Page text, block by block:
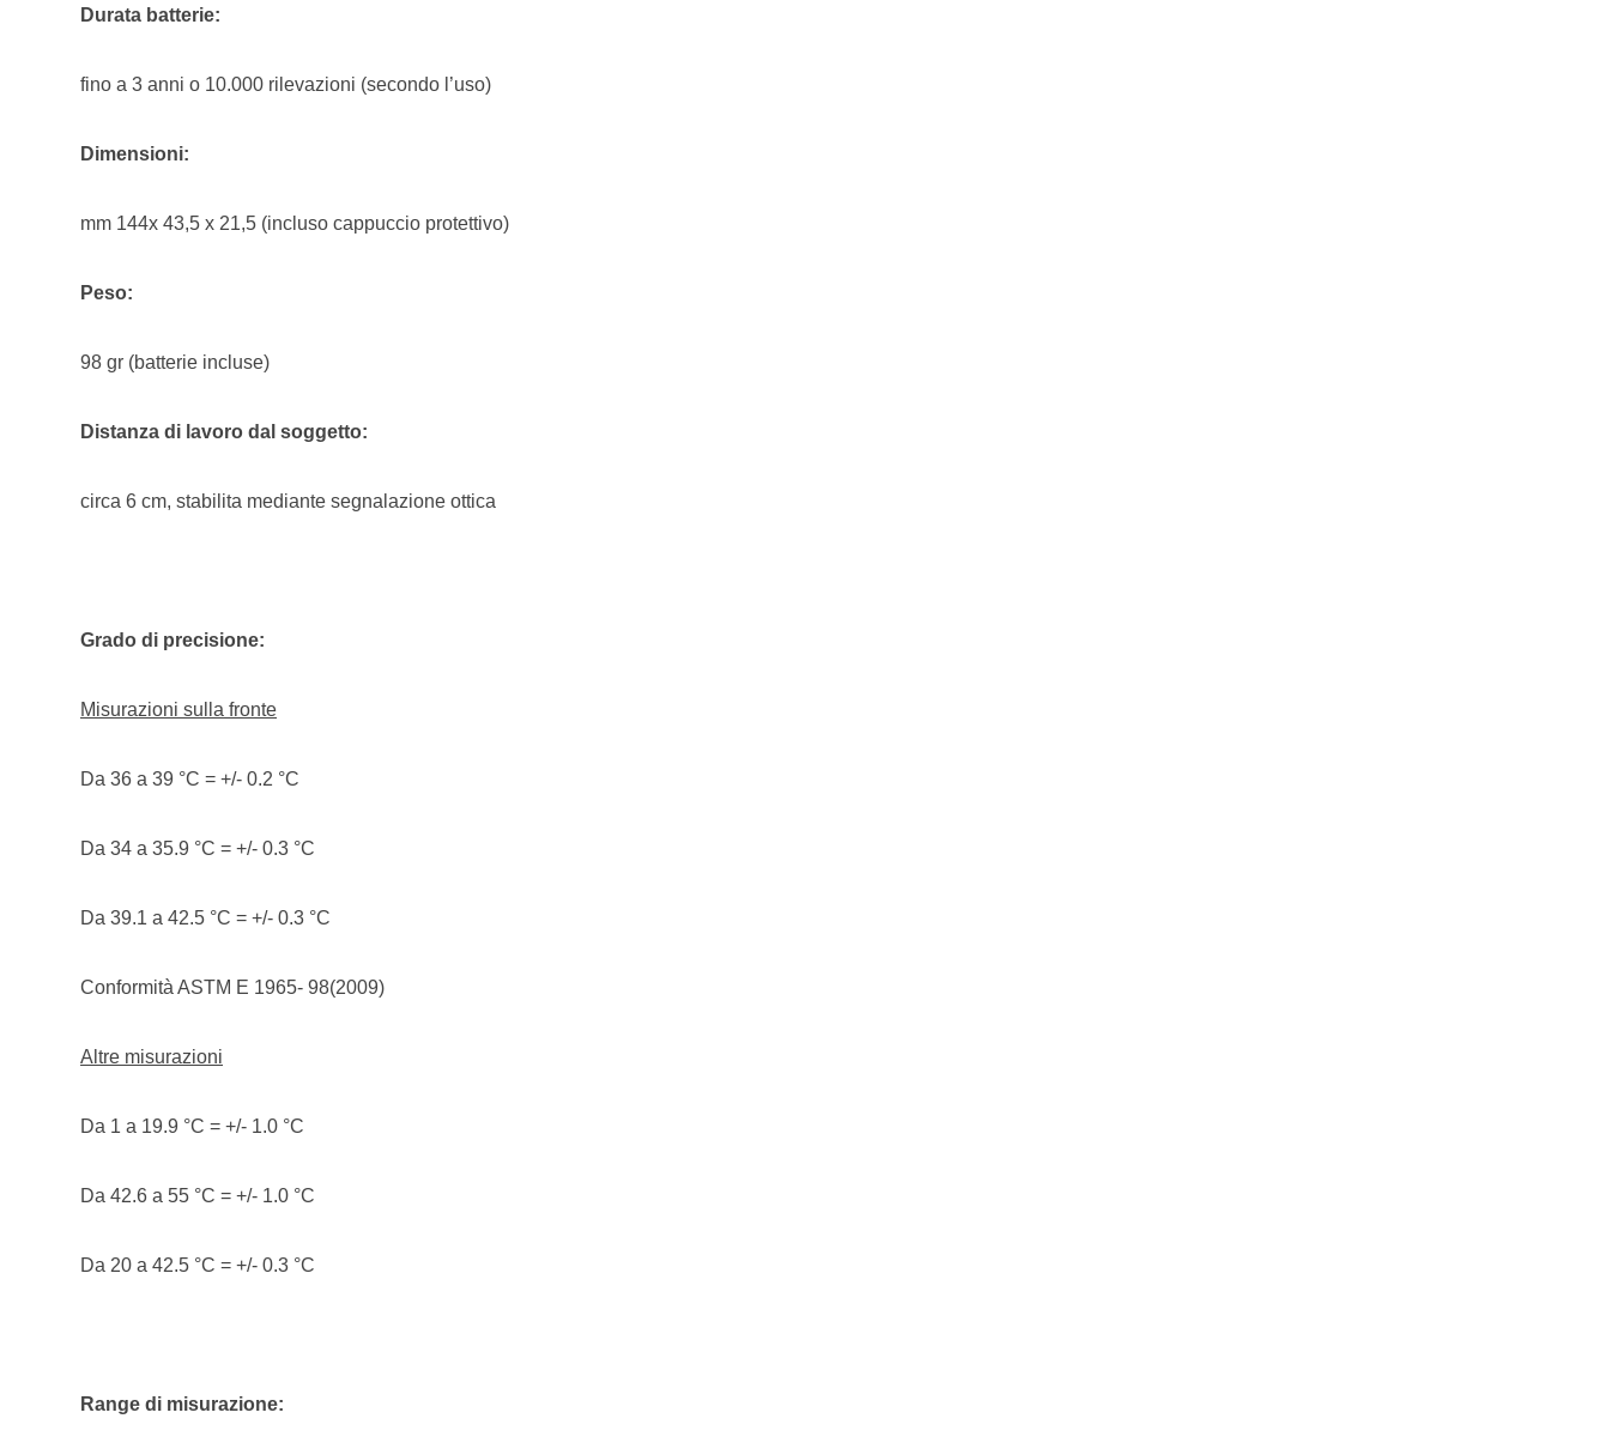
Durata batterie:
fino a 3 anni o 10.000 rilevazioni (secondo l’uso)
Dimensioni:
mm 144x 43,5 x 21,5 (incluso cappuccio protettivo)
Peso:
98 gr (batterie incluse)
Distanza di lavoro dal soggetto:
circa 6 cm, stabilita mediante segnalazione ottica
Grado di precisione:
Misurazioni sulla fronte
Da 36 a 39 °C = +/- 0.2 °C
Da 34 a 35.9 °C = +/- 0.3 °C
Da 39.1 a 42.5 °C = +/- 0.3 °C
Conformità ASTM E 1965- 98(2009)
Altre misurazioni
Da 1 a 19.9 °C = +/- 1.0 °C
Da 42.6 a 55 °C = +/- 1.0 °C
Da 20 a 42.5 °C = +/- 0.3 °C
Range di misurazione: